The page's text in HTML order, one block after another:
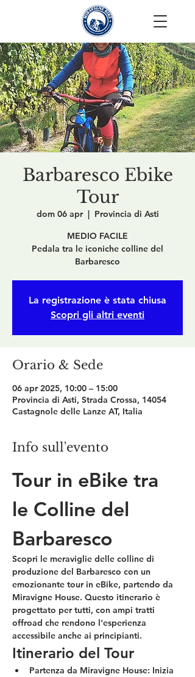
Barbaresco Ebike
Tour
dom 06 apr
  |
Provincia di Asti
MEDIO FACILE
Pedala tra le iconiche colline del
Barbaresco
La registrazione è stata chiusa
Scopri gli altri eventi
Orario & Sede
06 apr 2025, 10:00 – 15:00
Provincia di Asti, Strada Crossa, 14054
Castagnole delle Lanze AT, Italia
Info sull'evento
Tour in eBike tra
le Colline del
Barbaresco
Scopri le meraviglie delle colline di
produzione del Barbaresco con un
emozionante tour in eBike, partendo da
Miravigne House. Questo itinerario è
progettato per tutti, con ampi tratti
offroad che rendono l'esperienza
accessibile anche ai principianti.
Itinerario del Tour
Partenza da Miravigne House: Inizia